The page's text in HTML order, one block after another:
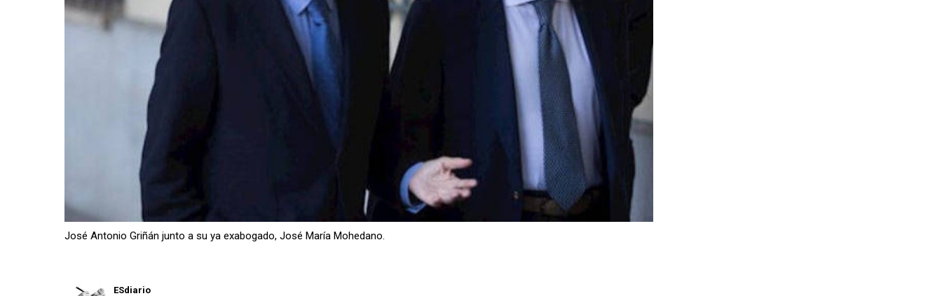
José Antonio Griñán junto a su ya exabogado, José María Mohedano.
ESdiario